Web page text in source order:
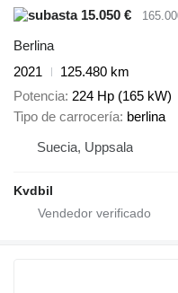
15.050 €
Berlina
2021
125.480 km
Potencia 224 Hp (165 kW)
Tipo de carrocería berlina
Suecia, Uppsala
Kvdbil